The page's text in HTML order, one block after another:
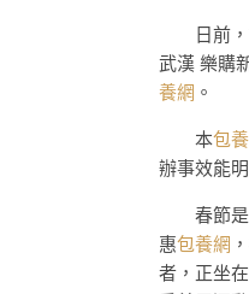
日前
武漢 樂購
養網 。
本包
辦事效能
春節
惠包養網
者，正坐